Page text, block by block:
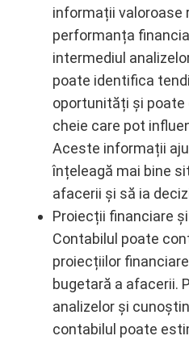
informații valoroase
performanța
intermediul
poate identifica
oportunități și
cheie care pot
Aceste informații
înțeleagă mai bine
afacerii și să ia
Proiecții financiare
Contabilul poate
proiecțiilor
bugetară a afacerii.
analizelor și
contabilul poate